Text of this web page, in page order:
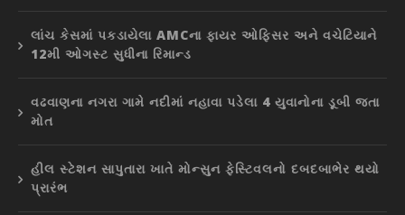
લાંચ કેસમાં પકડાયેલા AMCના ફાયર ઓફિસર અને વચેટિયાને
12મી ઓગસ્ટ સુધીના રિમાન્ડ
વઢવાણના નગરા ગામે નદીમાં નહાવા પડેલા 4 યુવાનોના ડૂબી જતા
મોત
હીલ સ્ટેશન સાપુતારા ખાતે મોન્સુન ફેસ્ટિવલનો દબદબાભેર થયો
પ્રારંભ